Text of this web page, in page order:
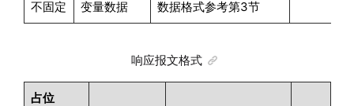
不固定 变量数据 数据格式参考第3节
响应报文格式
占位